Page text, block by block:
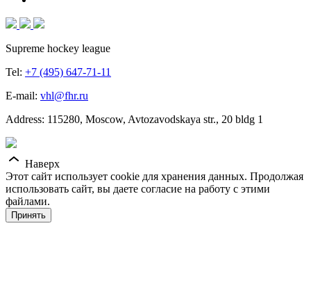
Supreme hockey league
Tel: +7 (495) 647-71-11
E-mail: vhl@fhr.ru
Address: 115280, Moscow, Avtozavodskaya str., 20 bldg 1
Наверх
Этот сайт использует cookie для хранения данных. Продолжая
использовать сайт, вы даете согласие на работу с этими
файлами.
Принять